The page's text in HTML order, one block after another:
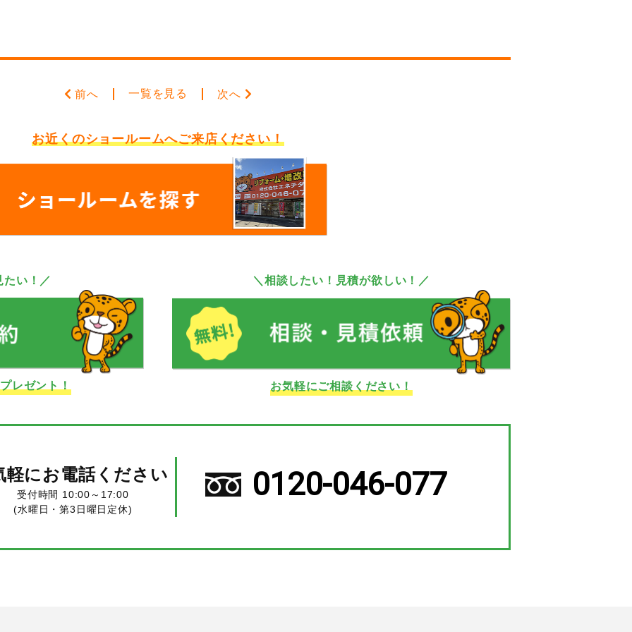
前へ 一覧を見る 次へ
お近くのショールームへご来店ください！
たい！／
レゼント！
＼相談したい！見積が欲しい！／
お気軽にご相談ください！
軽にお電話ください
受付時間 10:00～17:00
(水曜日・第3日曜日定休)
0120-046-077